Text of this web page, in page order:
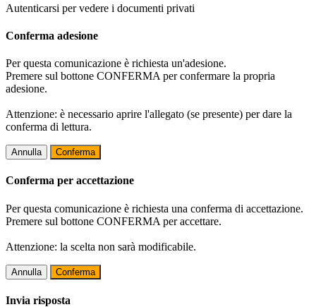
Autenticarsi per vedere i documenti privati
Conferma adesione
Per questa comunicazione è richiesta un'adesione.
Premere sul bottone CONFERMA per confermare la propria
adesione.
Attenzione: è necessario aprire l'allegato (se presente) per dare la
conferma di lettura.
Annulla Conferma
Conferma per accettazione
Per questa comunicazione è richiesta una conferma di accettazione.
Premere sul bottone CONFERMA per accettare.
Attenzione: la scelta non sarà modificabile.
Annulla Conferma
Invia risposta